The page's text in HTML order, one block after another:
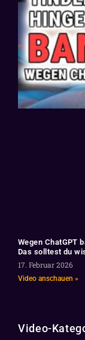
Wegen ChatGPT
Das solltest du
17. Februar 2026
Video anschauen »
Video-